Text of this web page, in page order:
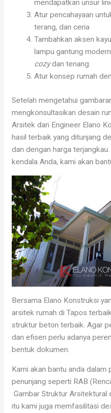
mendapatkan unsur
Atur pencahayaan
terang, dan ceria
Tambahkan aksen
lampu gantung
cozydan tenang.
Atur konsep rumah
Setelah mengetahui
mengkonsultasikan desain
Arsitek dan Engineer Elano
hasil terbaik yang ditunjang
dan dengan harga
kendala Anda, kami akan
Bersama Elano Konstruksi
arsitek rumah di Tapos
struktur beton terbaik. Agar
dan efisen perlu adanya
bentuk dokumen.
Kami akan bantu anda dalam
penunjang seperti RAB
Gambar Struktur Arsitektural
itu kami juga memfasilitasi